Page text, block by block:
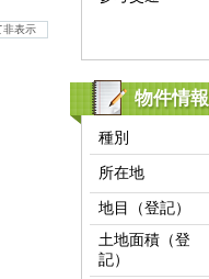
非表示
物件情報
種別
所在地
地目（登記）
土地面積（登
記）